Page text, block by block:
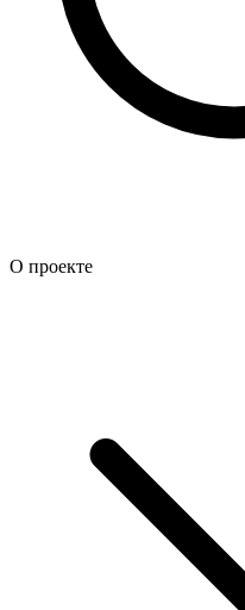
О проекте